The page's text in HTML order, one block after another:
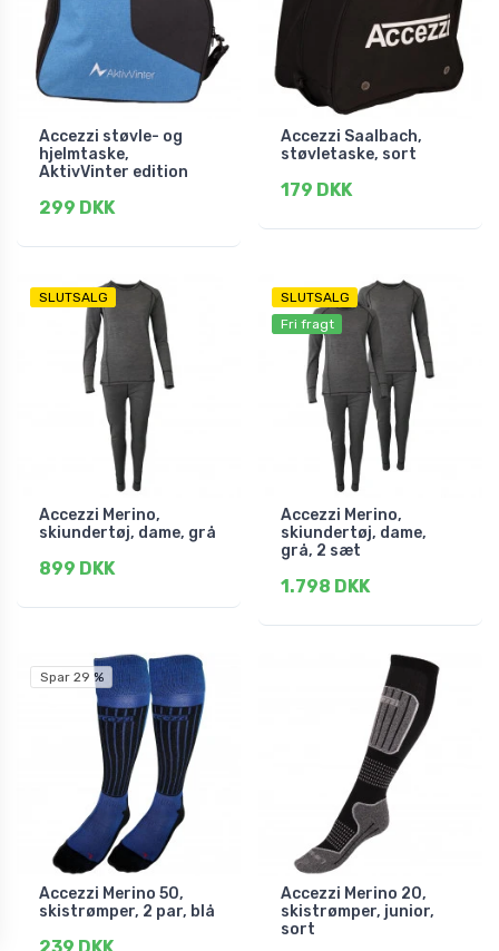
Accezzi støvle- og
hjelmtaske,
AktivVinter edition
299 DKK
Accezzi Saalbach,
støvletaske, sort
179 DKK
SLUTSALG
Accezzi Merino,
skiundertøj, dame, grå
899 DKK
SLUTSALG
Fri fragt
Accezzi Merino,
skiundertøj, dame,
grå, 2 sæt
1.798 DKK
Spar 29 %
Accezzi Merino 50,
skistrømper, 2 par, blå
Accezzi Merino 20,
skistrømper, junior,
sort